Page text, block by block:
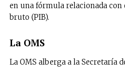
en una fórmula relacionada
bruto (PIB).
La OMS
La OMS alberga a la Secretaría